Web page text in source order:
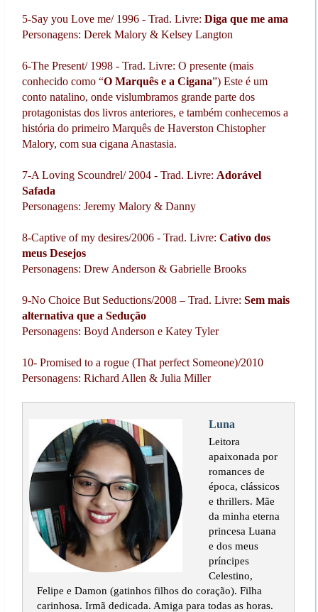
5-Say you Love me/ 1996 - Trad. Livre: Diga que me ama
Personagens: Derek Malory & Kelsey Langton
6-The Present/ 1998 - Trad. Livre: O presente (mais
conhecido como “O Marquês e a Cigana”) Este é um
conto natalino, onde vislumbramos grande parte dos
protagonistas dos livros anteriores, e também conhecemos a
história do primeiro Marquês de Haverston Chistopher
Malory, com sua cigana Anastasia.
7-A Loving Scoundrel/ 2004 - Trad. Livre: Adorável
Safada
Personagens: Jeremy Malory & Danny
8-Captive of my desires/2006 - Trad. Livre: Cativo dos
meus Desejos
Personagens: Drew Anderson & Gabrielle Brooks
9-No Choice But Seductions/2008 – Trad. Livre: Sem mais
alternativa que a Sedução
Personagens: Boyd Anderson e Katey Tyler
10- Promised to a rogue (That perfect Someone)/2010
Personagens: Richard Allen & Julia Miller
Luna
Leitora
apaixonada por
romances de
época, clássicos
e thrillers. Mãe
da minha eterna
princesa Luana
e dos meus
príncipes
Celestino,
Felipe e Damon (gatinhos filhos do coração). Filha
carinhosa. Irmã dedicada. Amiga para todas as horas.